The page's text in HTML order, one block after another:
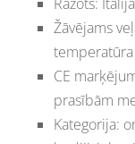
Žāvējams
temperatūra
CE
prasībām
Kategorija: